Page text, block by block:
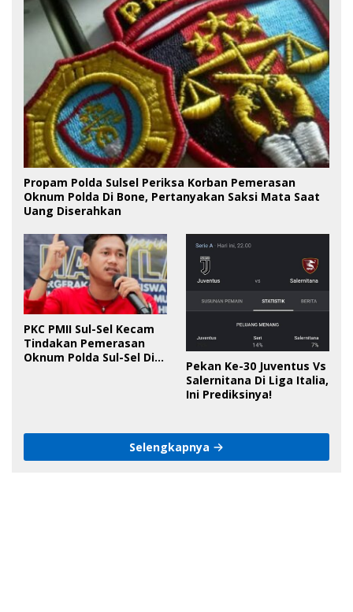
Propam Polda Sulsel Periksa Korban Pemerasan
Oknum Polda Di Bone, Pertanyakan Saksi Mata Saat
Uang Diserahkan
PKC PMII Sul-Sel Kecam
Tindakan Pemerasan
Oknum Polda Sul-Sel Di
Pekan Ke-30 Juventus Vs
Salernitana Di Liga Italia,
Ini Prediksinya!
Selengkapnya